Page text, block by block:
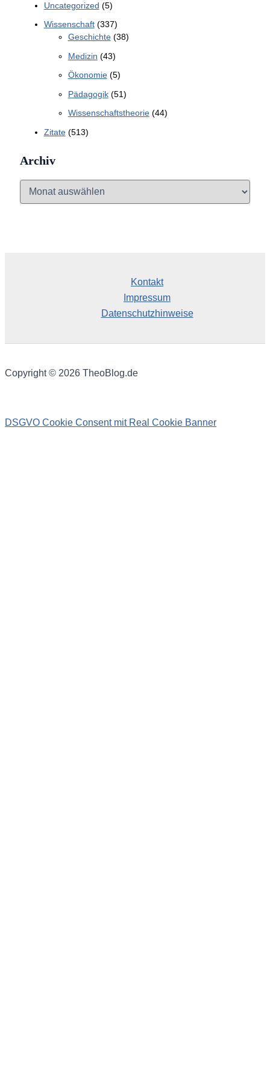
Uncategorized (5)
Wissenschaft(337)
Geschichte(38)
Medizin (43)
Ökonomie(5)
Pädagogik(51)
Wissenschaftstheorie(44)
Zitate(513)
Archiv
Kontakt
Impressum
Datenschutzhinweise
Copyright © 2026 TheoBlog.de
DSGVO Cookie Consent mit Real Cookie Banner